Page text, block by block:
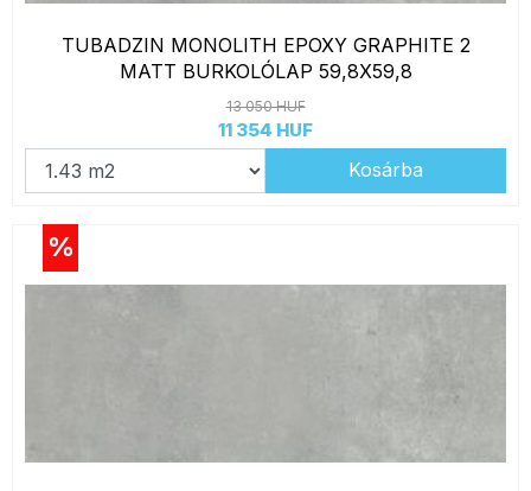
TUBADZIN MONOLITH EPOXY GRAPHITE 2
MATT BURKOLÓLAP 59,8X59,8
13 050 HUF
11 354 HUF
Kosárba
%